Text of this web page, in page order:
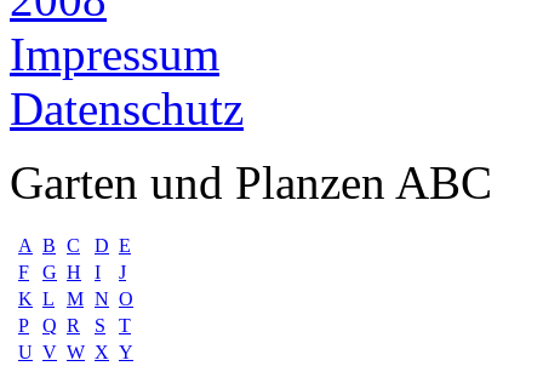
Impressum
Datenschutz
Garten und Planzen ABC
A B C D E
F
G H I
J
K L M N O
P
Q R S
T
U V W X Y